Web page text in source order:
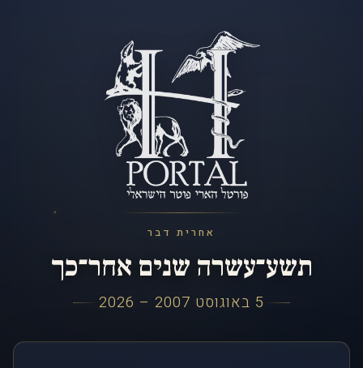
אחרית דבר
תשע־עשרה שנים אחר־כך
5 באוגוסט 2007 – 2026